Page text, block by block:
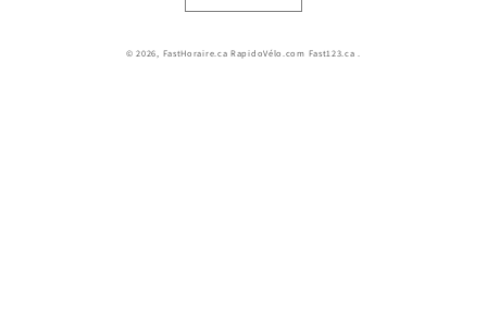
© 2026, FastHoraire.ca RapidoVélo.com Fast123.ca .